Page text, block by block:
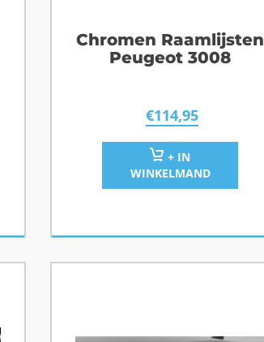
Chromen Raamlijsten
Peugeot 3008
€114,95
+ IN
WINKELMAND